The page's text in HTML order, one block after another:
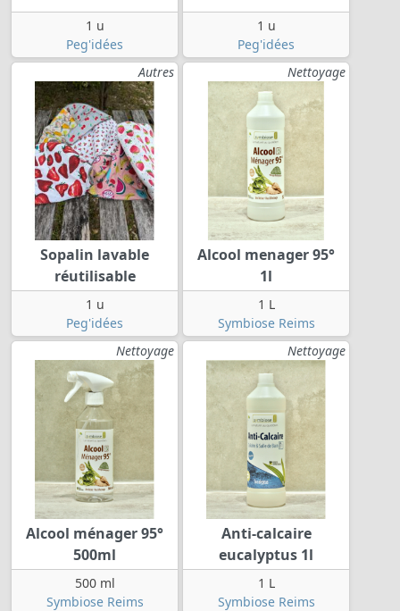
1 u
Peg'idées
1 u
Peg'idées
Autres
Sopalin lavable
réutilisable
1 u
Peg'idées
Nettoyage
Alcool menager 95°
1l
1 L
Symbiose Reims
Nettoyage
Alcool ménager 95°
500ml
500 ml
Symbiose Reims
Nettoyage
Anti-calcaire
eucalyptus 1l
1 L
Symbiose Reims